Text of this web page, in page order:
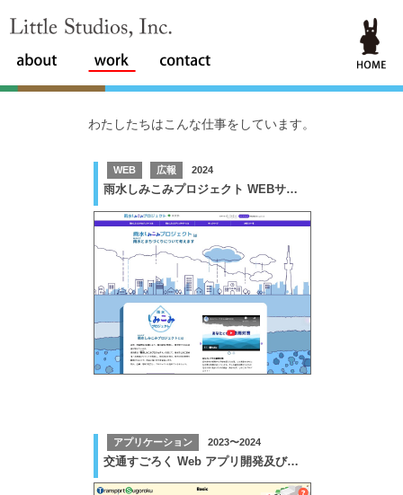
Little Studios, Inc.
わたしたちはこんな仕事をしています。
WEB 広報 2024
雨水しみこみプロジェクト WEBサイト
アプリケーション 2023〜2024
交通すごろく Web アプリ開発及び運用保守業務